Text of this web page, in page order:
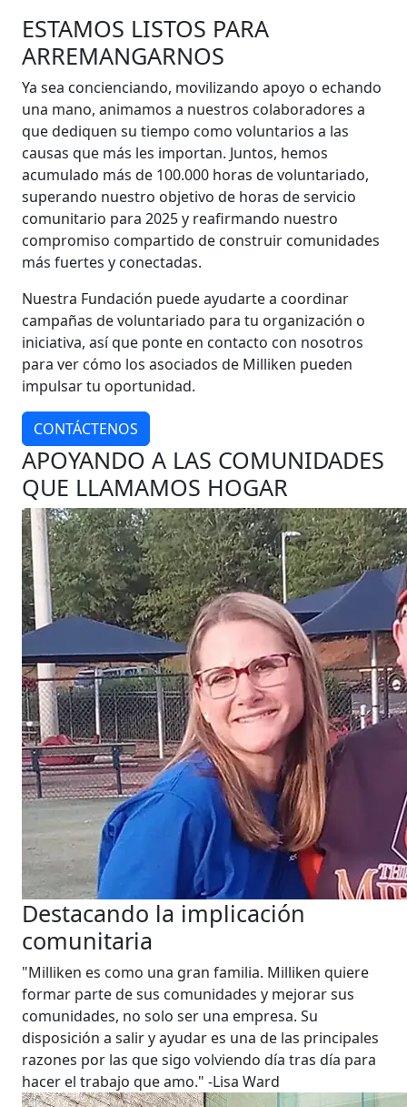
ESTAMOS LISTOS PARA
ARREMANGARNOS
Ya sea concienciando, movilizando apoyo o echando
una mano, animamos a nuestros colaboradores a
que dediquen su tiempo como voluntarios a las
causas que más les importan. Juntos, hemos
acumulado más de 100.000 horas de voluntariado,
superando nuestro objetivo de horas de servicio
comunitario para 2025 y reafirmando nuestro
compromiso compartido de construir comunidades
más fuertes y conectadas.
Nuestra Fundación puede ayudarte a coordinar
campañas de voluntariado para tu organización o
iniciativa, así que ponte en contacto con nosotros
para ver cómo los asociados de Milliken pueden
impulsar tu oportunidad.
CONTÁCTENOS
APOYANDO A LAS COMUNIDADES
QUE LLAMAMOS HOGAR
Destacando la implicación
comunitaria
"Milliken es como una gran familia. Milliken quiere
formar parte de sus comunidades y mejorar sus
comunidades, no solo ser una empresa. Su
disposición a salir y ayudar es una de las principales
razones por las que sigo volviendo día tras día para
hacer el trabajo que amo." -Lisa Ward